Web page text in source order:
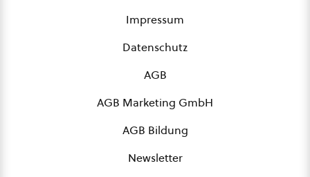
Impressum
Datenschutz
AGB
AGB Marketing GmbH
AGB Bildung
Newsletter